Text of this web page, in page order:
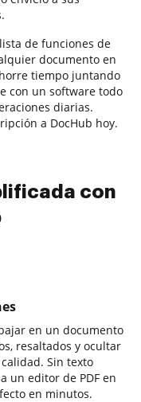
de funciones de
documento en
tiempo juntando
con un software todo
diarias.
a DocHub hoy.
con
en un documento
resaltados y ocultar
Sin texto
un editor de PDF en
en minutos.